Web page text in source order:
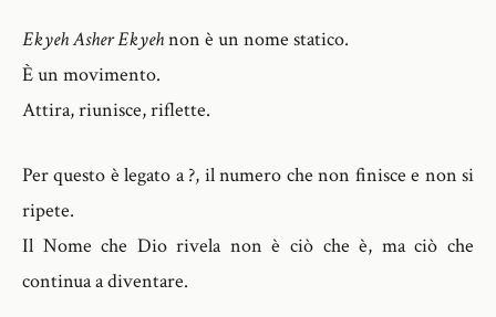
Ekyeh Asher Ekyehnon è un nome statico.
È un movimento.
Attira, riunisce, riflette.
Per questo è legato a ?, il numero che non finisce e non si
ripete.
Il Nome che Dio rivela non è ciò che è, ma ciò che
continua a diventare.